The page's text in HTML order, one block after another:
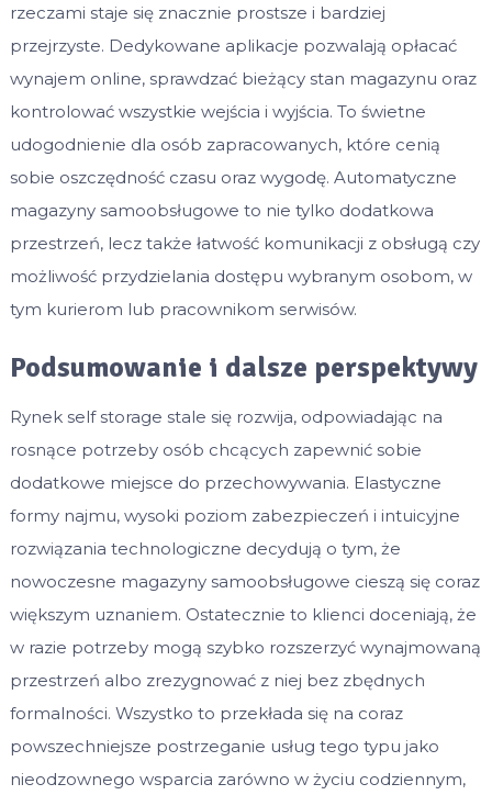
rzeczami staje się znacznie prostsze i bardziej
przejrzyste. Dedykowane aplikacje pozwalają opłacać
wynajem online, sprawdzać bieżący stan magazynu oraz
kontrolować wszystkie wejścia i wyjścia. To świetne
udogodnienie dla osób zapracowanych, które cenią
sobie oszczędność czasu oraz wygodę. Automatyczne
magazyny samoobsługowe to nie tylko dodatkowa
przestrzeń, lecz także łatwość komunikacji z obsługą czy
możliwość przydzielania dostępu wybranym osobom, w
tym kurierom lub pracownikom serwisów.
Podsumowanie i dalsze perspektywy
Rynek self storage stale się rozwija, odpowiadając na
rosnące potrzeby osób chcących zapewnić sobie
dodatkowe miejsce do przechowywania. Elastyczne
formy najmu, wysoki poziom zabezpieczeń i intuicyjne
rozwiązania technologiczne decydują o tym, że
nowoczesne magazyny samoobsługowe cieszą się coraz
większym uznaniem. Ostatecznie to klienci doceniają, że
w razie potrzeby mogą szybko rozszerzyć wynajmowaną
przestrzeń albo zrezygnować z niej bez zbędnych
formalności. Wszystko to przekłada się na coraz
powszechniejsze postrzeganie usług tego typu jako
nieodzownego wsparcia zarówno w życiu codziennym,